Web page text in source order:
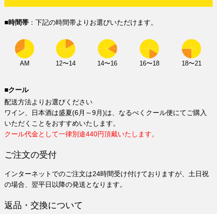
■時間帯：下記の時間帯よりお選びいただけます。
AM 12〜14 14〜16 16〜18 18〜21
■クール
配送方法よりお選びください
ワイン、日本酒は盛夏(6月～9月)は、なるべくクール便にてご購入
いただくことをおすすめいたします。
クール代金として一律別途440円頂戴いたします。
ご注文の受付
インターネットでのご注文は24時間受け付けておりますが、土日祝
の場合、翌平日以降の発送となります。
返品・交換について